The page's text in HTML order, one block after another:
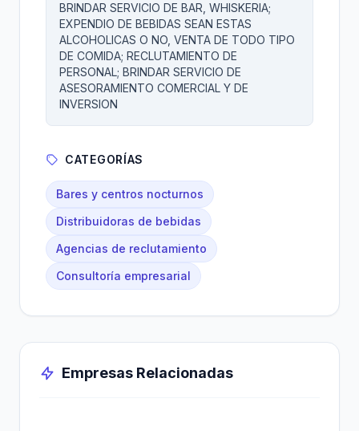
BRINDAR SERVICIO DE BAR, WHISKERIA;
EXPENDIO DE BEBIDAS SEAN ESTAS
ALCOHOLICAS O NO, VENTA DE TODO TIPO
DE COMIDA; RECLUTAMIENTO DE
PERSONAL; BRINDAR SERVICIO DE
ASESORAMIENTO COMERCIAL Y DE
INVERSION
CATEGORÍAS
Bares y centros nocturnos
Distribuidoras de bebidas
Agencias de reclutamiento
Consultoría empresarial
Empresas Relacionadas